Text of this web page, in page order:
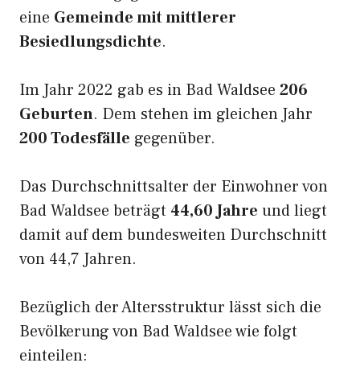
eine Gemeinde mit mittlerer
Besiedlungsdichte.
Im Jahr 2022 gab es in Bad Waldsee 206
Geburten. Dem stehen im gleichen Jahr
200 Todesfälle gegenüber.
Das Durchschnittsalter der Einwohner von
Bad Waldsee beträgt 44,60 Jahre und liegt
damit auf dem bundesweiten Durchschnitt
von 44,7 Jahren.
Bezüglich der Altersstruktur lässt sich die
Bevölkerung von Bad Waldsee wie folgt
einteilen: